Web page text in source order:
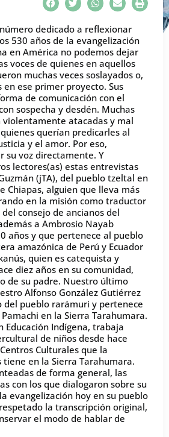
dedicado a reflexionar
530 años de la evangelización
en América no podemos dejar
voces de quienes en aquellos
muchas veces soslayados o,
en ese primer proyecto. Sus
de comunicación con el
sospecha y desdén. Muchas
violentamente atacadas y mal
querían predicarles al
y el amor. Por eso,
su voz directamente. Y
lectores(as) estas entrevistas
(jTA), del pueblo tzeltal en
Chiapas, alguien que lleva más
en la misión como traductor
consejo de ancianos del
a Ambrosio Nayab
años y que pertenece al pueblo
amazónica de Perú y Ecuador
quien es catequista y
diez años en su comunidad,
de su padre. Nuestro último
Alfonso González Gutiérrez
del pueblo rarámuri y pertenece
en la Sierra Tarahumara.
Educación Indígena, trabaja
de niños desde hace
Culturales que la
tiene en la Sierra Tarahumara.
de forma general, las
con los que dialogaron sobre su
evangelización hoy en su pueblo
la transcripción original,
el modo de hablar de